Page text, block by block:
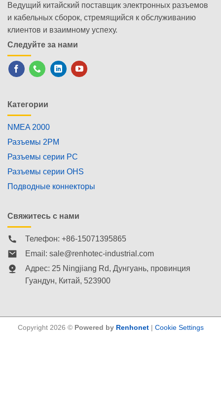
Ведущий китайский поставщик электронных разъемов
и кабельных сборок, стремящийся к обслуживанию
клиентов и взаимному успеху.
Следуйте за нами
Категории
NMEA 2000
Разъемы 2PM
Разъемы серии PC
Разъемы серии OHS
Подводные коннекторы
Свяжитесь с нами
Телефон: +86-15071395865
Email: sale@renhotec-industrial.com
Адрес: 25 Ningjiang Rd, Дунгуань, провинция
Гуандун, Китай, 523900
Copyright 2026 © Powered by Renhonet| Cookie Settings